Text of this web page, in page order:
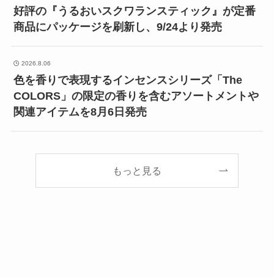
好評の『うるおいスクワランスティック』が定番
商品にパッケージを刷新し、9/24より発売
2026.8.06
色を香りで表現するインセンスシリーズ「The
COLORS」の限定の香りを含むアソートメントや
関連アイテムを8月6日発売
もっと見る